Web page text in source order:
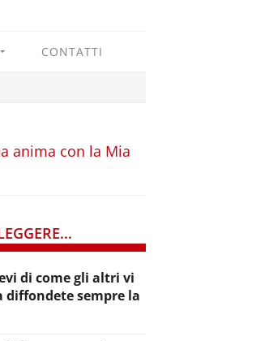
CONTATTI
anima con la Mia
di come gli altri vi
diffondete sempre la